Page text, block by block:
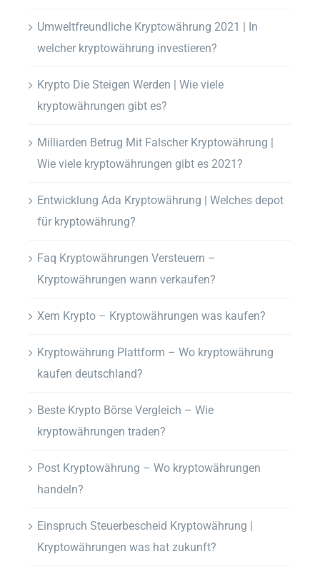
Umweltfreundliche Kryptowährung 2021 | In
welcher kryptowährung investieren?
Krypto Die Steigen Werden | Wie viele
kryptowährungen gibt es?
Milliarden Betrug Mit Falscher Kryptowährung |
Wie viele kryptowährungen gibt es 2021?
Entwicklung Ada Kryptowährung | Welches depot
für kryptowährung?
Faq Kryptowährungen Versteuern –
Kryptowährungen wann verkaufen?
Xem Krypto – Kryptowährungen was kaufen?
Kryptowährung Plattform – Wo kryptowährung
kaufen deutschland?
Beste Krypto Börse Vergleich – Wie
kryptowährungen traden?
Post Kryptowährung – Wo kryptowährungen
handeln?
Einspruch Steuerbescheid Kryptowährung |
Kryptowährungen was hat zukunft?